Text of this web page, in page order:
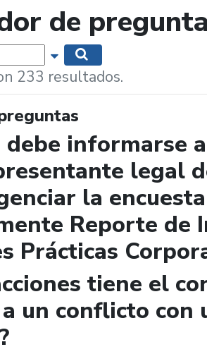
de
Mostrar opciones de búsqueda
233 resultados.
debe informarse
legal
la
Reporte de
Prácticas
tiene el
un conflicto con